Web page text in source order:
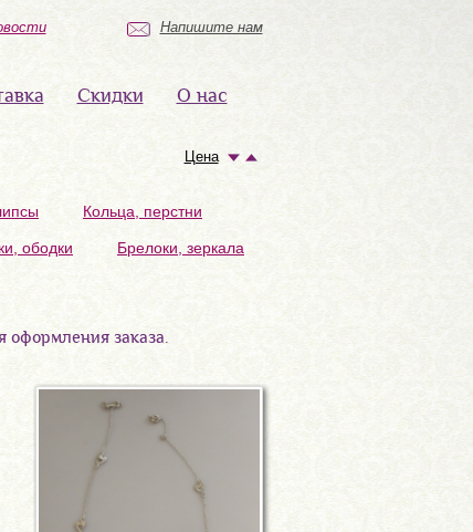
Напишите нам
Скидки О нас
Цена
Кольца, перстни
ободки Брелоки, зеркала
оформления заказа.